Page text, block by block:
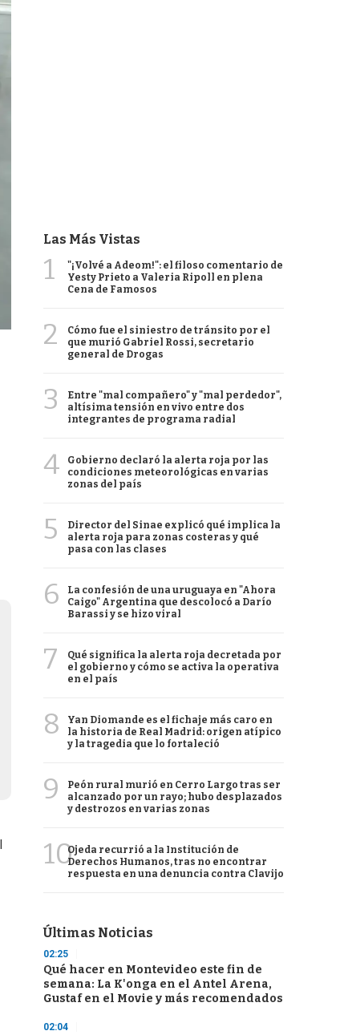
Las Más Vistas
1
"¡Volvé a Adeom!": el filoso comentario de
Yesty Prieto a Valeria Ripoll en plena
Cena de Famosos
2
Cómo fue el siniestro de tránsito por el
que murió Gabriel Rossi, secretario
general de Drogas
3
Entre "mal compañero" y "mal perdedor",
altísima tensión en vivo entre dos
integrantes de programa radial
4
Gobierno declaró la alerta roja por las
condiciones meteorológicas en varias
zonas del país
5
Director del Sinae explicó qué implica la
alerta roja para zonas costeras y qué
pasa con las clases
6
La confesión de una uruguaya en "Ahora
Caigo" Argentina que descolocó a Darío
Barassi y se hizo viral
7
Qué significa la alerta roja decretada por
el gobierno y cómo se activa la operativa
en el país
8
Yan Diomande es el fichaje más caro en
la historia de Real Madrid: origen atípico
y la tragedia que lo fortaleció
9
Peón rural murió en Cerro Largo tras ser
alcanzado por un rayo; hubo desplazados
y destrozos en varias zonas
10Ojeda recurrió a la Institución de
Derechos Humanos, tras no encontrar
respuesta en una denuncia contra Clavijo
Últimas Noticias
02:25
Qué hacer en Montevideo este fin de
semana: La K'onga en el Antel Arena,
Gustaf en el Movie y más recomendados
02:04